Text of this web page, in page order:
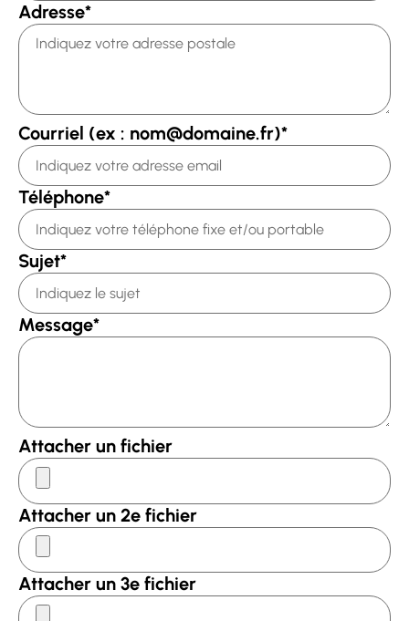
Adresse*
Courriel (ex : nom@domaine.fr)*
Téléphone*
Sujet*
Message*
Attacher un fichier
Attacher un 2e fichier
Attacher un 3e fichier